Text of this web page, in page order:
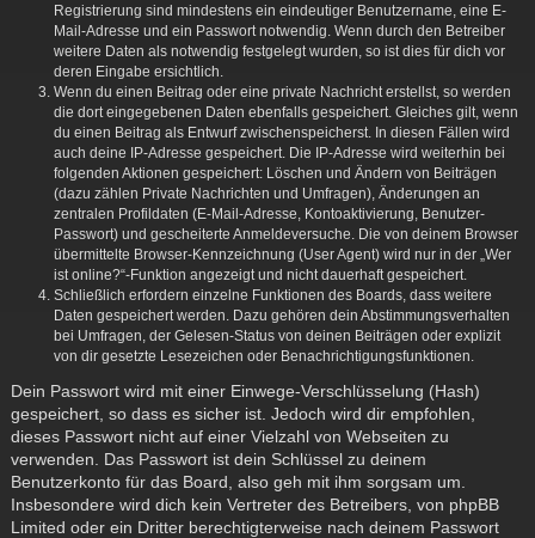
Registrierung sind mindestens ein eindeutiger Benutzername, eine E-
Mail-Adresse und ein Passwort notwendig. Wenn durch den Betreiber
weitere Daten als notwendig festgelegt wurden, so ist dies für dich vor
deren Eingabe ersichtlich.
Wenn du einen Beitrag oder eine private Nachricht erstellst, so werden
die dort eingegebenen Daten ebenfalls gespeichert. Gleiches gilt, wenn
du einen Beitrag als Entwurf zwischenspeicherst. In diesen Fällen wird
auch deine IP-Adresse gespeichert. Die IP-Adresse wird weiterhin bei
folgenden Aktionen gespeichert: Löschen und Ändern von Beiträgen
(dazu zählen Private Nachrichten und Umfragen), Änderungen an
zentralen Profildaten (E-Mail-Adresse, Kontoaktivierung, Benutzer-
Passwort) und gescheiterte Anmeldeversuche. Die von deinem Browser
übermittelte Browser-Kennzeichnung (User Agent) wird nur in der „Wer
ist online?“-Funktion angezeigt und nicht dauerhaft gespeichert.
Schließlich erfordern einzelne Funktionen des Boards, dass weitere
Daten gespeichert werden. Dazu gehören dein Abstimmungsverhalten
bei Umfragen, der Gelesen-Status von deinen Beiträgen oder explizit
von dir gesetzte Lesezeichen oder Benachrichtigungsfunktionen.
Dein Passwort wird mit einer Einwege-Verschlüsselung (Hash)
gespeichert, so dass es sicher ist. Jedoch wird dir empfohlen,
dieses Passwort nicht auf einer Vielzahl von Webseiten zu
verwenden. Das Passwort ist dein Schlüssel zu deinem
Benutzerkonto für das Board, also geh mit ihm sorgsam um.
Insbesondere wird dich kein Vertreter des Betreibers, von phpBB
Limited oder ein Dritter berechtigterweise nach deinem Passwort